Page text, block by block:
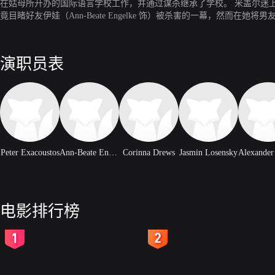
在姑母所开办的国际语言学校工作，并通过谋杀继承了学校。 米盖尔
竟目睹好友伊娃（Ann-Beate Engelke 饰）被杀害的一幕，然而在她将
演职员表
Peter Exacoustos Ann-Beate Engelke Corinna Drews Jasmin Losensky
电影排行榜